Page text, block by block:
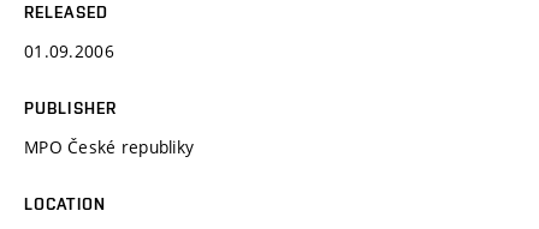
RELEASED
01.09.2006
PUBLISHER
MPO České republiky
LOCATION